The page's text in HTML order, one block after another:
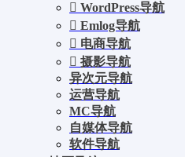
WordPress导航
Emlog导航
电商导航
摄影导航
异次元导航
运营导航
MC导航
自媒体导航
软件导航